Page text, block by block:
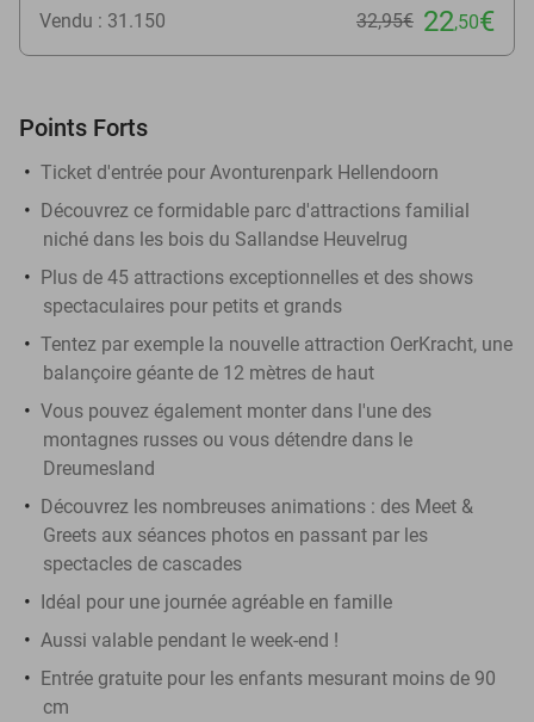
Vendu : 31.150 32,95€ 22,50€
Points Forts
Ticket d'entrée pour Avonturenpark Hellendoorn
Découvrez ce formidable parc d'attractions familial
niché dans les bois du Sallandse Heuvelrug
Plus de 45 attractions exceptionnelles et des shows
spectaculaires pour petits et grands
Tentez par exemple la nouvelle attraction OerKracht, une
balançoire géante de 12 mètres de haut
Vous pouvez également monter dans l'une des
montagnes russes ou vous détendre dans le
Dreumesland
Découvrez les nombreuses animations : des Meet &
Greets aux séances photos en passant par les
spectacles de cascades
Idéal pour une journée agréable en famille
Aussi valable pendant le week-end !
Entrée gratuite pour les enfants mesurant moins de 90
cm